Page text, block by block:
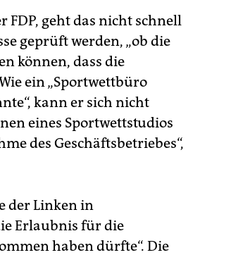
FDP, geht das nicht schnell
geprüft werden, „ob die
können, dass die
ein „Sportwettbüro
kann er sich nicht
eines Sportwettstudios
des Geschäftsbetriebes“,
der Linken in
Erlaubnis für die
haben dürfte“. Die